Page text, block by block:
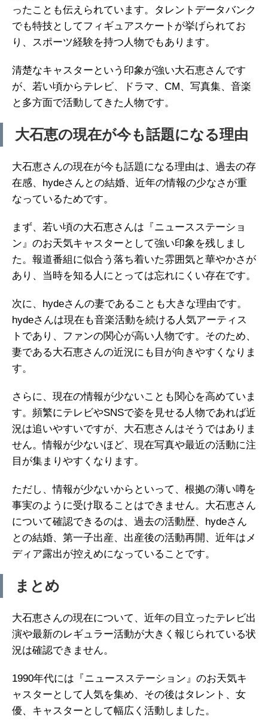
ったことも伝えられています。タレントデータバンク
でも特技としてフィギュアスケートが挙げられてお
り、スポーツ経験を持つ人物でもあります。
清楚なキャスターという印象が強い大石恵さんです
が、若い頃からテレビ、ドラマ、CM、写真集、音楽
と多方面で活動してきた人物です。
大石恵の現在が今も話題になる理由
大石恵さんの現在が今も話題になる理由は、過去の存
在感、hydeさんとの結婚、近年の情報の少なさが重
なっているためです。
まず、若い頃の大石恵さんは『ニュースステーショ
ン』のお天気キャスターとして強い印象を残しまし
た。報道番組に似合う落ち着いた雰囲気と華やかさが
あり、当時を知る人にとっては忘れにくい存在です。
次に、hydeさんの妻であることも大きな理由です。
hydeさんは現在も音楽活動を続ける人気アーティス
トであり、ファンの関心が高い人物です。そのため、
妻である大石恵さんの近況にも目が向きやすくなりま
す。
さらに、現在の情報が少ないことも関心を高めていま
す。頻繁にテレビやSNSで姿を見せる人物であれば近
況は追いやすいですが、大石恵さんはそうではありま
せん。情報が少ないほど、現在写真や最近の活動に注
目が集まりやすくなります。
ただし、情報が少ないからといって、根拠の薄い噂を
事実のように受け取ることはできません。大石恵さん
について確認できるのは、過去の活動歴、hydeさん
との結婚、第一子出産、出産後の活動再開、近年はメ
ディア露出が控えめになっていることです。
まとめ
大石恵さんの現在について、近年の目立ったテレビ出
演や最新のレギュラー活動が大きく報じられている状
況は確認できません。
1990年代には『ニュースステーション』のお天気キ
ャスターとして人気を集め、その後はタレント、女
優、キャスターとして幅広く活動しました。